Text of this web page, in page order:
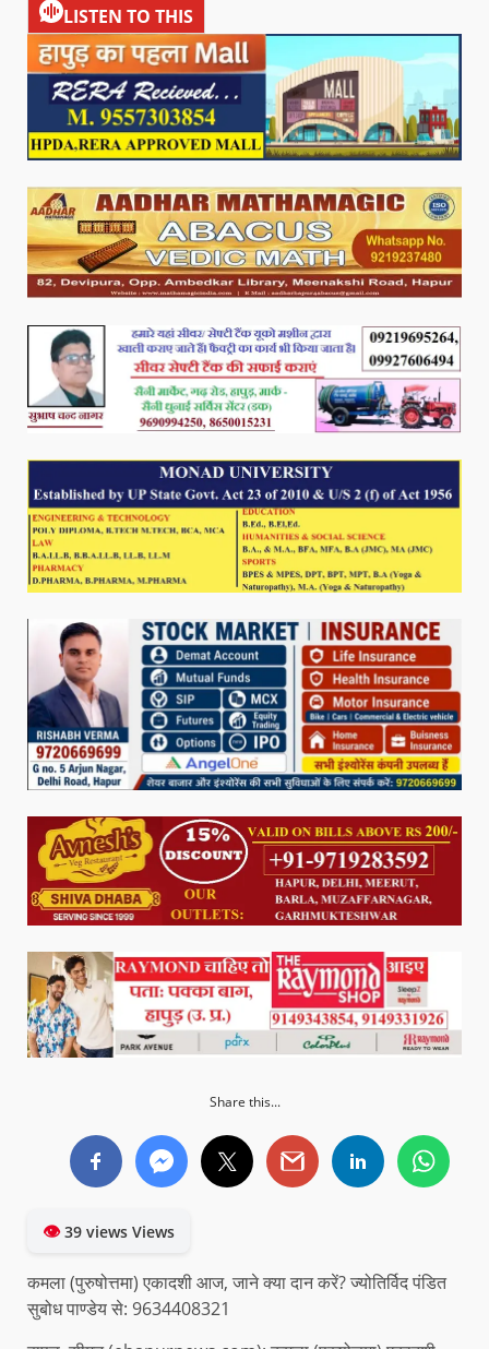
LISTEN TO THIS
Share this...
👁39 views Views
कमला (पुरुषोत्तमा) एकादशी आज, जाने क्या दान करें? ज्योतिर्विद पंडित
सुबोध पाण्डेय से: 9634408321